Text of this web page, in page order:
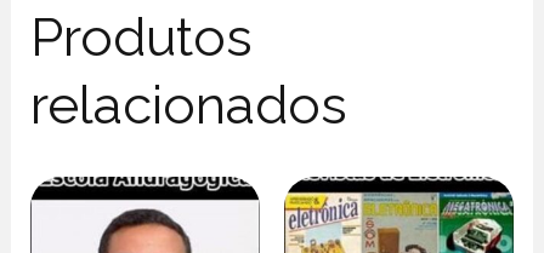
Produtos
relacionados